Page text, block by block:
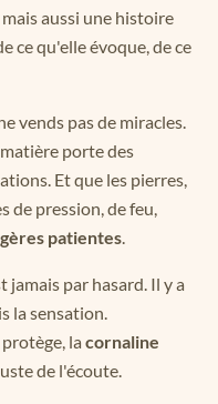
aussi une histoire
ce qu'elle évoque, de ce
vends pas de miracles.
porte des
Et que les pierres,
de pression, de feu,
patientes
jamais par hasard. Il y a
la sensation.
protège, la cornaline
de l'écoute.